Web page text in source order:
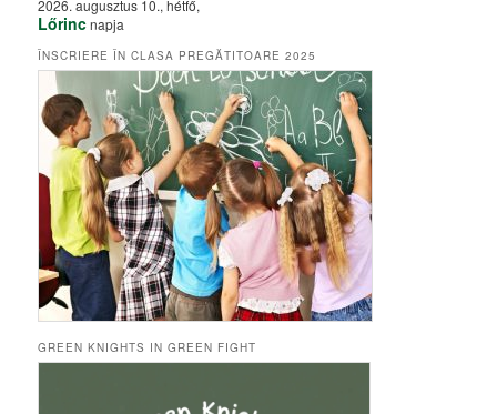
2026. augusztus 10., hétfő,
Lőrincnapja
ÎNSCRIERE ÎN CLASA PREGĂTITOARE 2025
GREEN KNIGHTS IN GREEN FIGHT